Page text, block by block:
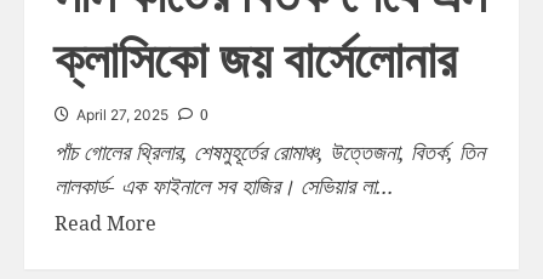
ক্লাসিকো জয় বার্সেলোনার
April 27, 2025 0
পাঁচ গোলের থ্রিলার, শেষমুহূর্তের রোমাঞ্চ, উত্তেজনা, বিতর্ক, তিন
লালকার্ড- এক ফাইনালে সব হাজির। সেভিয়ার লা...
Read More